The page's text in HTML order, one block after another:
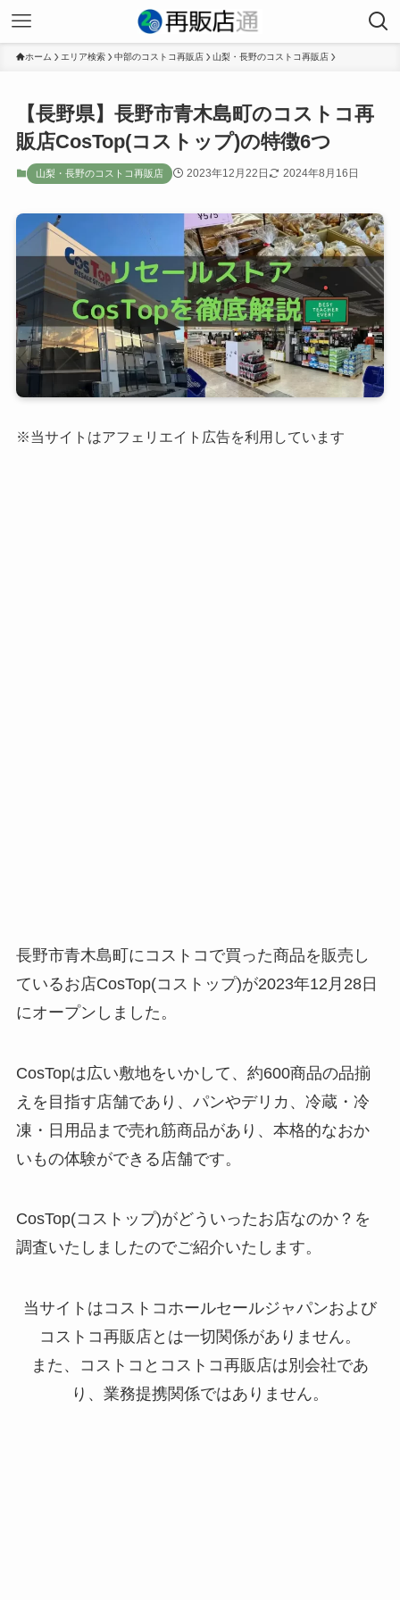
ホーム エリア検索 中部のコストコ再販店 山梨・長野のコストコ再販店
【長野県】長野市青木島町のコストコ再
販店CosTop(コストップ)の特徴6つ
山梨・長野のコストコ再販店 2023年12月22日 2024年8月16日
※当サイトはアフェリエイト広告を利用しています
長野市青木島町にコストコで買った商品を販売し
ているお店CosTop(コストップ)が2023年12月28日
にオープンしました。
CosTopは広い敷地をいかして、約600商品の品揃
えを目指す店舗であり、パンやデリカ、冷蔵・冷
凍・日用品まで売れ筋商品があり、本格的なおか
いもの体験ができる店舗です。
CosTop(コストップ)がどういったお店なのか？を
調査いたしましたのでご紹介いたします。
当サイトはコストコホールセールジャパンおよび
コストコ再販店とは一切関係がありません。
また、コストコとコストコ再販店は別会社であ
り、業務提携関係ではありません。